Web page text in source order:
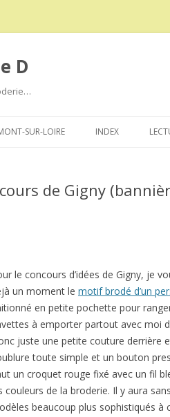
D
au
SUR-LOIRE INDEX
de Gigny
le concours d’idées de Gigny, je
un moment le motif brodé d’un
en petite pochette pour
à emporter partout avec moi
juste une petite couture derrière
toute simple et un bouton
un croquet rouge fixé avec un fil
couleurs de la broderie. Il y aura
beaucoup plus sophistiqués à